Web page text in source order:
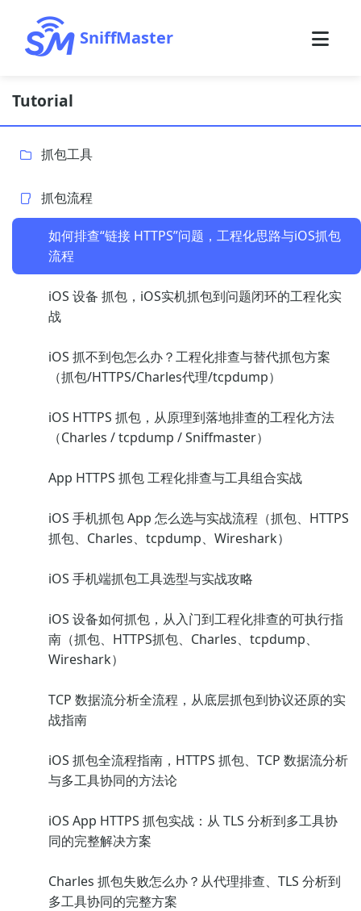
SniffMaster
Tutorial
抓包工具
抓包流程
如何排查“链接 HTTPS”问题，工程化思路与iOS抓包
流程
iOS 设备 抓包，iOS实机抓包到问题闭环的工程化实
战
iOS 抓不到包怎么办？工程化排查与替代抓包方案
（抓包/HTTPS/Charles代理/tcpdump）
iOS HTTPS 抓包，从原理到落地排查的工程化方法
（Charles / tcpdump / Sniffmaster）
App HTTPS 抓包 工程化排查与工具组合实战
iOS 手机抓包 App 怎么选与实战流程（抓包、HTTPS
抓包、Charles、tcpdump、Wireshark）
iOS 手机端抓包工具选型与实战攻略
iOS 设备如何抓包，从入门到工程化排查的可执行指
南（抓包、HTTPS抓包、Charles、tcpdump、
Wireshark）
TCP 数据流分析全流程，从底层抓包到协议还原的实
战指南
iOS 抓包全流程指南，HTTPS 抓包、TCP 数据流分析
与多工具协同的方法论
iOS App HTTPS 抓包实战：从 TLS 分析到多工具协
同的完整解决方案
Charles 抓包失败怎么办？从代理排查、TLS 分析到
多工具协同的完整方案